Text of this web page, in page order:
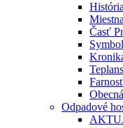
História
Časť
Odpadové